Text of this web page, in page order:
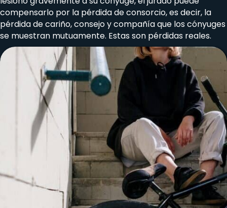
compensarlo por la pérdida de consorcio, es decir, la
pérdida de cariño, consejo y compañía que los cónyuges
se muestran mutuamente. Estas son pérdidas reales.